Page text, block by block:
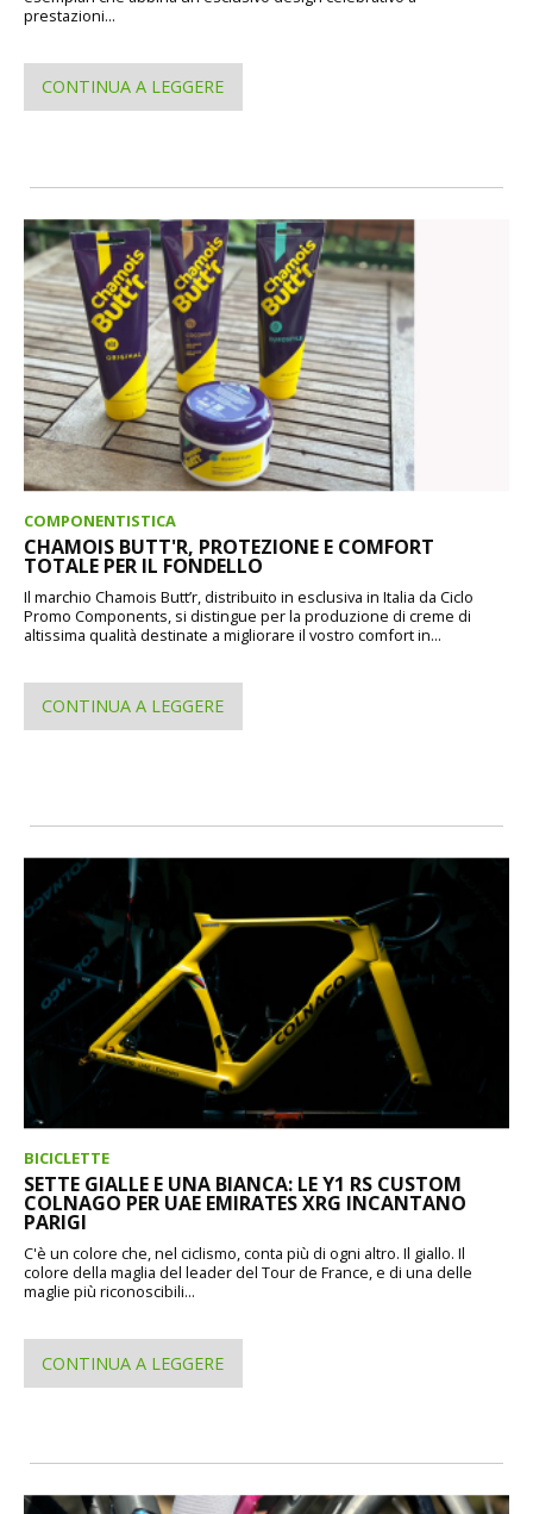
prestazioni...
CONTINUA A LEGGERE
COMPONENTISTICA
CHAMOIS BUTT'R, PROTEZIONE E COMFORT
TOTALE PER IL FONDELLO
Il marchio Chamois Butt’r, distribuito in esclusiva in Italia da Ciclo
Promo Components, si distingue per la produzione di creme di
altissima qualità destinate a migliorare il vostro comfort in...
CONTINUA A LEGGERE
BICICLETTE
SETTE GIALLE E UNA BIANCA: LE Y1 RS CUSTOM
COLNAGO PER UAE EMIRATES XRG INCANTANO
PARIGI
C'è un colore che, nel ciclismo, conta più di ogni altro. Il giallo. Il
colore della maglia del leader del Tour de France, e di una delle
maglie più riconoscibili...
CONTINUA A LEGGERE